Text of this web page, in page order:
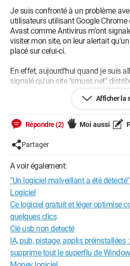
Je suis confronté à un problème
utilisateurs utilisant Google
Avast comme Antivirus m'ont
visiter mon site, on leur alertait
placé sur celui-ci.
En effet, aujourd'hui quand je suis
signalé qu'un site "smuss.net"
malveillant que mon site.
comment le retirer de mon site.
Cordialement, BK.
--
Je t'ai rendu service? Alors vote
I have a favor? Then vote positively.
Afficher la
Répondre (2) Moi aussi
Partager
A voir également:
"Un logiciel malveillant a été
Logiciel
Ce logiciel gratuit et léger optimise
quelques clics
Clé usb non detecté
IA, pub, pistage, applis préinstallées
supprime tout le superflu de